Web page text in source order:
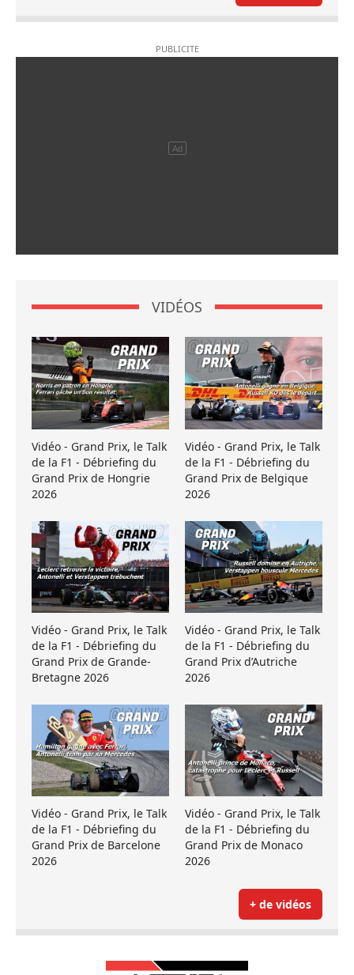
VIDÉOS
Vidéo - Grand Prix, le Talk
de la F1 - Débriefing du
Grand Prix de Hongrie
2026
Vidéo - Grand Prix, le Talk
de la F1 - Débriefing du
Grand Prix de Belgique
2026
Vidéo - Grand Prix, le Talk
de la F1 - Débriefing du
Grand Prix de Grande-
Bretagne 2026
Vidéo - Grand Prix, le Talk
de la F1 - Débriefing du
Grand Prix d’Autriche
2026
Vidéo - Grand Prix, le Talk
de la F1 - Débriefing du
Grand Prix de Barcelone
2026
Vidéo - Grand Prix, le Talk
de la F1 - Débriefing du
Grand Prix de Monaco
2026
+ de vidéos